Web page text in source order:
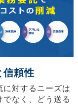
信頼性
に対するニーズは
なく、どう送る